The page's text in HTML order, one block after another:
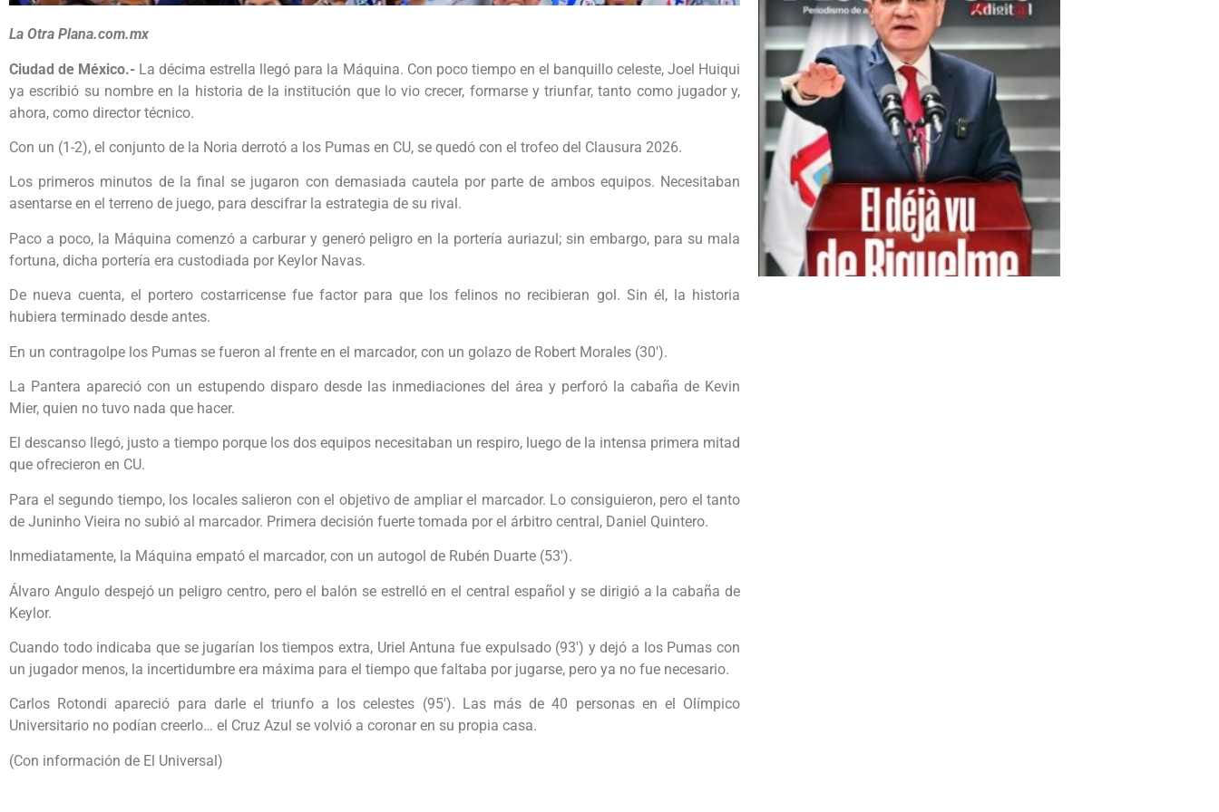
La Otra Plana.com.mx
Ciudad de México.- La décima estrella llegó para la Máquina. Con poco tiempo en el banquillo celeste, Joel Huiqui
ya escribió su nombre en la historia de la institución que lo vio crecer, formarse y triunfar, tanto como jugador y,
ahora, como director técnico.
Con un (1-2), el conjunto de la Noria derrotó a los Pumas en CU, se quedó con el trofeo del Clausura 2026.
Los primeros minutos de la final se jugaron con demasiada cautela por parte de ambos equipos. Necesitaban
asentarse en el terreno de juego, para descifrar la estrategia de su rival.
Paco a poco, la Máquina comenzó a carburar y generó peligro en la portería auriazul; sin embargo, para su mala
fortuna, dicha portería era custodiada por Keylor Navas.
De nueva cuenta, el portero costarricense fue factor para que los felinos no recibieran gol. Sin él, la historia
hubiera terminado desde antes.
En un contragolpe los Pumas se fueron al frente en el marcador, con un golazo de Robert Morales (30′).
La Pantera apareció con un estupendo disparo desde las inmediaciones del área y perforó la cabaña de Kevin
Mier, quien no tuvo nada que hacer.
El descanso llegó, justo a tiempo porque los dos equipos necesitaban un respiro, luego de la intensa primera mitad
que ofrecieron en CU.
Para el segundo tiempo, los locales salieron con el objetivo de ampliar el marcador. Lo consiguieron, pero el tanto
de Juninho Vieira no subió al marcador. Primera decisión fuerte tomada por el árbitro central, Daniel Quintero.
Inmediatamente, la Máquina empató el marcador, con un autogol de Rubén Duarte (53′).
Álvaro Angulo despejó un peligro centro, pero el balón se estrelló en el central español y se dirigió a la cabaña de
Keylor.
Cuando todo indicaba que se jugarían los tiempos extra, Uriel Antuna fue expulsado (93′) y dejó a los Pumas con
un jugador menos, la incertidumbre era máxima para el tiempo que faltaba por jugarse, pero ya no fue necesario.
Carlos Rotondi apareció para darle el triunfo a los celestes (95′). Las más de 40 personas en el Olímpico
Universitario no podían creerlo… el Cruz Azul se volvió a coronar en su propia casa.
(Con información de El Universal)